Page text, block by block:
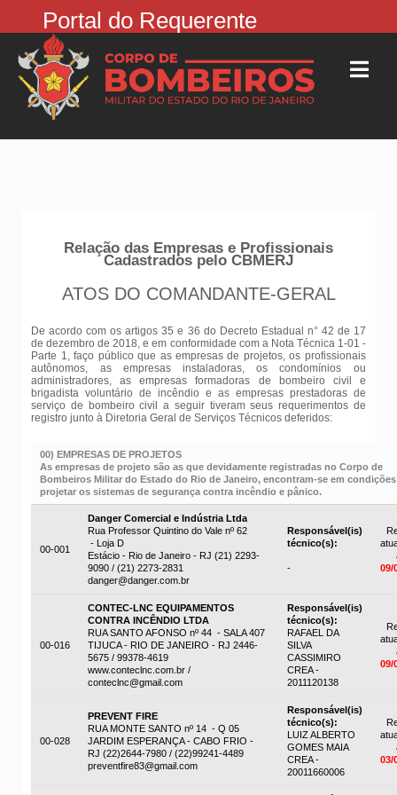
Portal do Requerente
Relação das Empresas e Profissionais
Cadastrados pelo CBMERJ
ATOS DO COMANDANTE-GERAL
De acordo com os artigos 35 e 36 do Decreto Estadual n° 42 de 17
de dezembro de 2018, e em conformidade com a Nota Técnica 1-01 -
Parte 1, faço público que as empresas de projetos, os profissionais
autônomos, as empresas instaladoras, os condomínios ou
administradores, as empresas formadoras de bombeiro civil e
brigadista voluntário de incêndio e as empresas prestadoras de
serviço de bombeiro civil a seguir tiveram seus requerimentos de
registro junto à Diretoria Geral de Serviços Técnicos deferidos:
00) EMPRESAS DE PROJETOS
As empresas de projeto são as que devidamente registradas no Corpo de
Bombeiros Militar do Estado do Rio de Janeiro, encontram-se em
projetar os sistemas de segurança contra incêndio e pânico.
00-001
Danger Comercial e Indústria Ltda
Rua Professor Quintino do Vale nº 62
- Loja D
Estácio - Rio de Janeiro - RJ (21) 2293-
9090 / (21) 2273-2831
danger@danger.com.br
Responsável(is)
técnico(s):
-
09/
00-016
CONTEC-LNC EQUIPAMENTOS
CONTRA INCÊNDIO LTDA
RUA SANTO AFONSO nº 44 - SALA 407
TIJUCA - RIO DE JANEIRO - RJ 2446-
5675 / 99378-4619
www.conteclnc.com.br /
conteclnc@gmail.com
Responsável(is)
técnico(s):
RAFAEL DA
SILVA
CASSIMIRO
CREA -
2011120138
09/
00-028
PREVENT FIRE
RUA MONTE SANTO nº 14 - Q 05
JARDIM ESPERANÇA - CABO FRIO -
RJ (22)2644-7980 / (22)99241-4489
preventfire83@gmail.com
Responsável(is)
técnico(s):
LUIZ ALBERTO
GOMES MAIA
CREA -
20011660006
03/